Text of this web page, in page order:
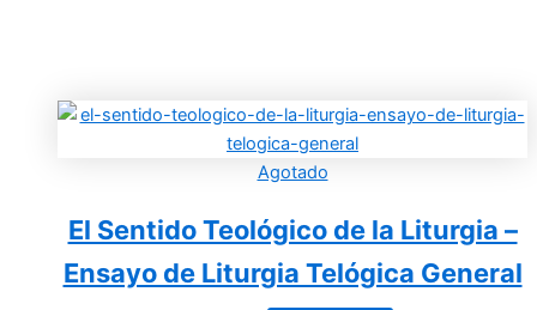
Agotado
El Sentido Teológico de la Liturgia –
Ensayo de Liturgia Telógica General